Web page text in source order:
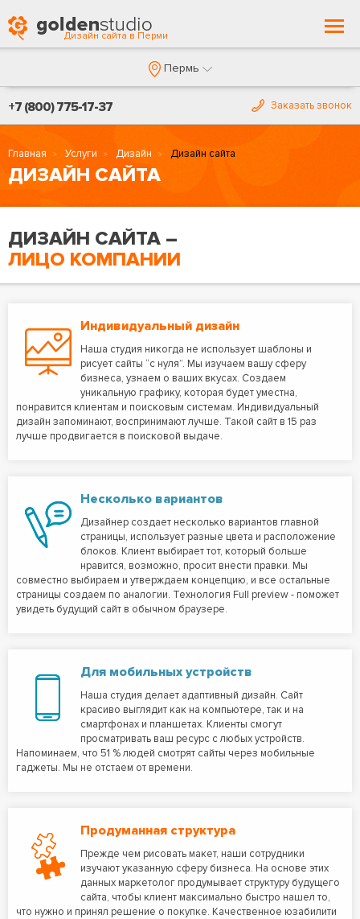
Дизайн сайта в Перми
Пермь
+7 (800) 775-17-37 Заказать звонок
Главная Услуги Дизайн Дизайн сайта
ДИЗАЙН САЙТА
ДИЗАЙН САЙТА –
ЛИЦО КОМПАНИИ
Индивидуальный дизайн
Наша студия никогда не использует шаблоны и
рисует сайты “с нуля”. Мы изучаем вашу сферу
бизнеса, узнаем о ваших вкусах. Создаем
уникальную графику, которая будет уместна,
понравится клиентам и поисковым системам. Индивидуальный
дизайн запоминают, воспринимают лучше. Такой сайт в 15 раз
лучше продвигается в поисковой выдаче.
Несколько вариантов
Дизайнер создает несколько вариантов главной
страницы, использует разные цвета и расположение
блоков. Клиент выбирает тот, который больше
нравится, возможно, просит внести правки. Мы
совместно выбираем и утверждаем концепцию, и все остальные
страницы создаем по аналогии. Технология Full preview - поможет
увидеть будущий сайт в обычном браузере.
Для мобильных устройств
Наша студия делает адаптивный дизайн. Сайт
красиво выглядит как на компьютере, так и на
смартфонах и планшетах. Клиенты смогут
просматривать ваш ресурс с любых устройств.
Напоминаем, что 51 % людей смотрят сайты через мобильные
гаджеты. Мы не отстаем от времени.
Продуманная структура
Прежде чем рисовать макет, наши сотрудники
изучают указанную сферу бизнеса. На основе этих
данных маркетолог продумывает структуру будущего
сайта, чтобы клиент максимально быстро нашел то,
что нужно и принял решение о покупке. Качественное юзабилити